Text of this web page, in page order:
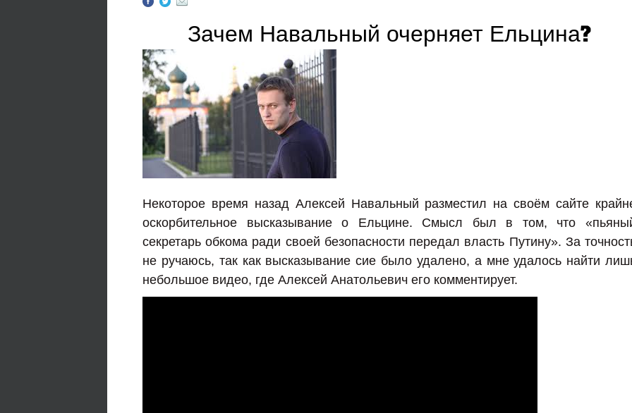
Зачем Навальный очерняет Ельцина?
Некоторое время назад Алексей Навальный разместил на своём сайте
оскорбительное высказывание о Ельцине. Смысл был в том, что
секретарь обкома ради своей безопасности передал власть Путину». За
не ручаюсь, так как высказывание сие было удалено, а мне удалось найти
небольшое видео, где Алексей Анатольевич его комментирует.